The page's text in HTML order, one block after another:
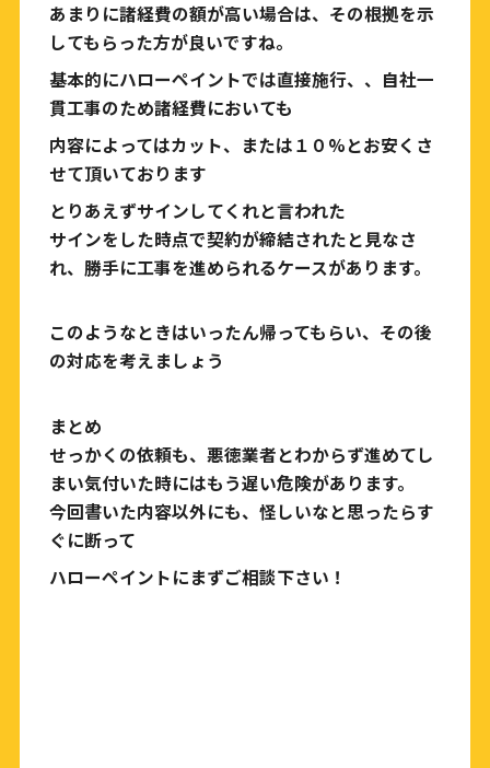
あまりに諸経費の額が高い場合は、その根拠を示
してもらった方が良いですね。
基本的にハローペイントでは直接施行、、自社一
貫工事のため諸経費においても
内容によってはカット、または１０%とお安くさ
せて頂いております
とりあえずサインしてくれと言われた
サインをした時点で契約が締結されたと見なさ
れ、勝手に工事を進められるケースがあります。
このようなときはいったん帰ってもらい、その後
の対応を考えましょう
まとめ
せっかくの依頼も、悪徳業者とわからず進めてし
まい気付いた時にはもう遅い危険があります。
今回書いた内容以外にも、 怪しいなと思ったらす
ぐに断って
ハローペイントにまずご相談下さい！